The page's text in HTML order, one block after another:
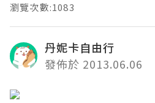
瀏覽次數:1083
丹妮卡自由行
發佈於 2013.06.06